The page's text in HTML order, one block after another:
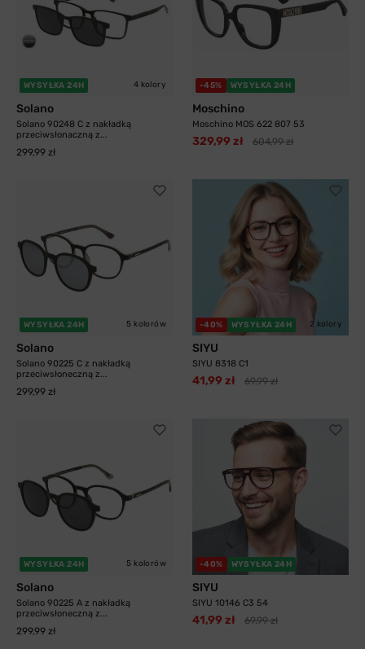
WYSYŁKA 24H 4 kolory
Solano
Solano 90248 C z nakładką
przeciwsłonaczną z...
299,99 zł
-45% WYSYŁKA 24H
Moschino
Moschino MOS 622 807 53
329,99 zł 604,99 zł
WYSYŁKA 24H 5 kolorów
Solano
Solano 90225 C z nakładką
przeciwsłoneczną z...
299,99 zł
-40% WYSYŁKA 24H 2 kolory
SIYU
SIYU 8318 C1
41,99 zł 69,99 zł
WYSYŁKA 24H 5 kolorów
Solano
Solano 90225 A z nakładką
przeciwsłoneczną z...
299,99 zł
-40% WYSYŁKA 24H
SIYU
SIYU 10146 C3 54
41,99 zł 69,99 zł